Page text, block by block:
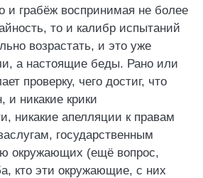
и грабёж воспринимая не более
то и калибр испытаний
возрастать, и это уже
а настоящие беды. Рано или
проверку, чего достиг, что
и никакие крики
никакие апелляции к правам
государственным
окружающих (ещё вопрос,
кто эти окружающие, с них